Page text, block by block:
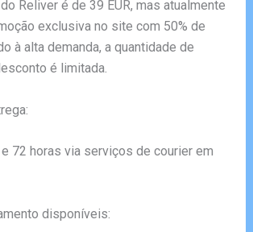
Reliver é de 39 EUR, mas atualmente
exclusiva no site com 50% de
à alta demanda, a quantidade de
é limitada.
72 horas via serviços de courier em
disponíveis: